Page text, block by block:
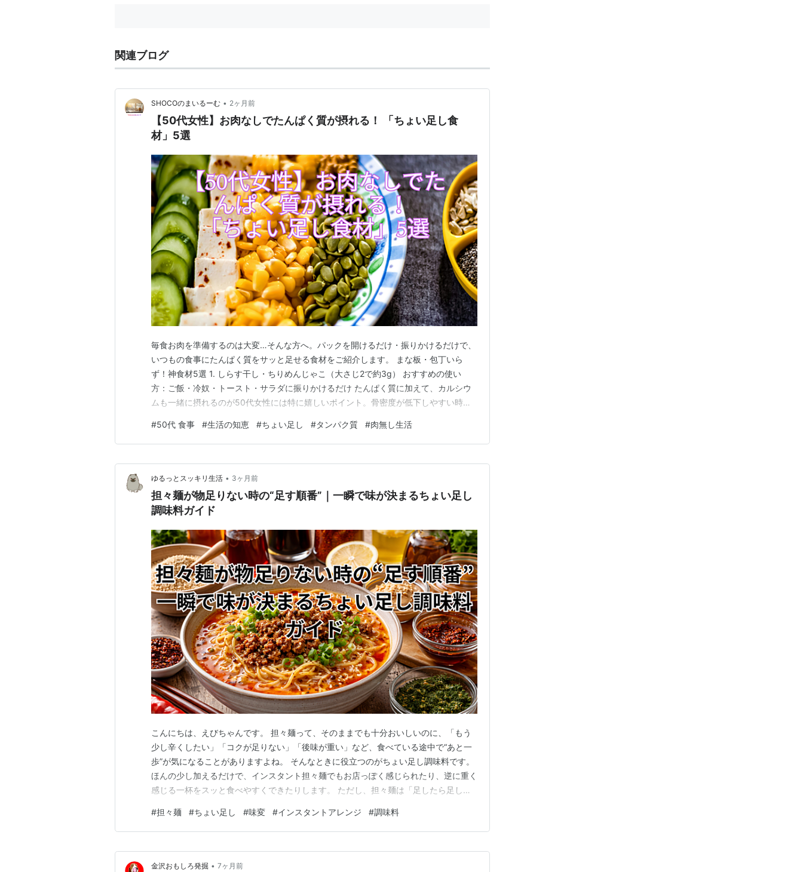
関連ブログ
SHOCOのまいるーむ • 2ヶ月前
【50代女性】お肉なしでたんぱく質が摂れる！ 「ちょい足し食
材」5選
毎食お肉を準備するのは大変…そんな方へ。パックを開けるだけ・振りかけるだけで、
いつもの食事にたんぱく質をサッと足せる食材をご紹介します。 まな板・包丁いら
ず！神食材5選 1. しらす干し・ちりめんじゃこ（大さじ2で約3g） おすすめの使い
方：ご飯・冷奴・トースト・サラダに振りかけるだけ たんぱく質に加えて、カルシウ
ムも一緒に摂れるのが50代女性には特に嬉しいポイント。骨密度が低下しやすい時期
16g） おすすめの使い方：サラダや和え物に混ぜる、お味噌汁に汁ごと入れる 1缶でた
んぱく質が12〜16gも摂れる、コスパ…
#50代 食事 #生活の知恵 #ちょい足し #タンパク質 #肉無し生活
ゆるっとスッキリ生活 • 3ヶ月前
担々麺が物足りない時の“足す順番”｜一瞬で味が決まるちょい足し
調味料ガイド
こんにちは、えびちゃんです。 担々麺って、そのままでも十分おいしいのに、「もう
少し辛くしたい」「コクが足りない」「後味が重い」など、食べている途中で“あと一
歩”が気になることがありますよね。 そんなときに役立つのがちょい足し調味料です。
ほんの少し加えるだけで、インスタント担々麺でもお店っぽく感じられたり、逆に重く
感じる一杯をスッと食べやすくできたりします。 ただし、担々麺は「足したら足した
油っぽくなったり、酸っぱくなりすぎたり…。 この記事では、初心者の方でも失敗し
ないように、目的別の選び方 → 黄金比（分量目安） …
#担々麺 #ちょい足し #味変 #インスタントアレンジ #調味料
金沢おもしろ発掘 • 7ヶ月前